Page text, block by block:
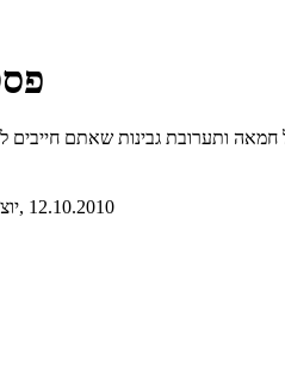
שאתם חייבים לנסות, 399 קלוריות למנה, 310 קלוריות
,, 12.10.2010